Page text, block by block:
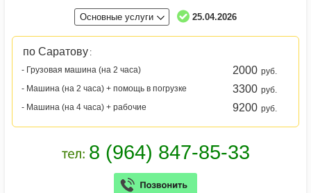
Основные услуги 25.04.2026
по Саратову :
- Грузовая машина (на 2 часа)
2000 руб.
- Машина (на 2 часа) + помощь в погрузке
3300 руб.
- Машина (на 4 часа) + рабочие
9200 руб.